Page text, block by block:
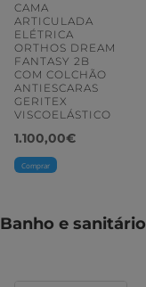
CAMA
ARTICULADA
ELÉTRICA
ORTHOS DREAM
FANTASY 2B
COM COLCHÃO
ANTIESCARAS
GERITEX
VISCOELÁSTICO
1.100,00€
Comprar
Banho e sanitário